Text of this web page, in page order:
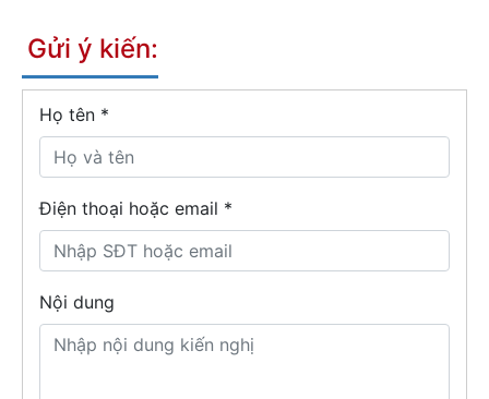
Gửi ý kiến:
Họ tên *
Điện thoại hoặc email *
Nội dung